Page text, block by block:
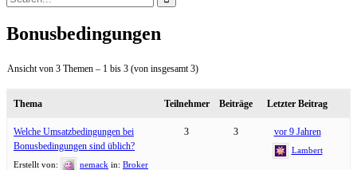
Bonusbedingungen
Ansicht von 3 Themen – 1 bis 3 (von insgesamt 3)
Thema Teilnehmer Beiträge Letzter Beitrag
Welche Umsatzbedingungen bei
Bonusbedingungen sind üblich?
Erstellt von: nemack in: Broker
3 3 vor 9 Jahren
Lambert